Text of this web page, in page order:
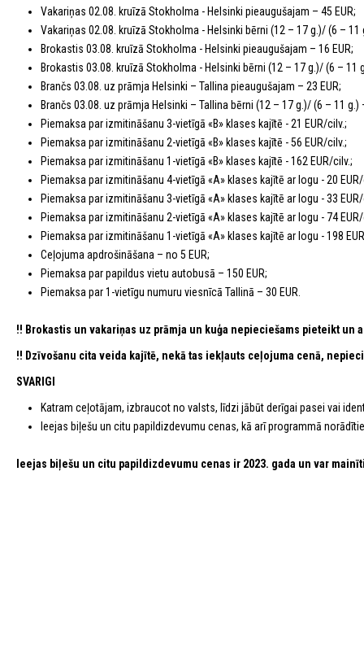
Vakariņas 02.08. kruīzā Stokholma - Helsinki pieaugušajam – 45 EUR;
Vakariņas 02.08. kruīzā Stokholma - Helsinki bērni (12 – 17 g.)/ (6 – 11
Brokastis 03.08. kruīzā Stokholma - Helsinki pieaugušajam – 16 EUR;
Brokastis 03.08. kruīzā Stokholma - Helsinki bērni (12 – 17 g.)/ (6 – 11
Brančs 03.08. uz prāmja Helsinki – Tallina pieaugušajam – 23 EUR;
Brančs 03.08. uz prāmja Helsinki – Tallina bērni (12 – 17 g.)/ (6 – 11 g.)
Piemaksa par izmitināšanu 3-vietīgā «B» klases kajītē - 21 EUR/cilv.;
Piemaksa par izmitināšanu 2-vietīgā «B» klases kajītē - 56 EUR/cilv.;
Piemaksa par izmitināšanu 1-vietīgā «B» klases kajītē - 162 EUR/cilv.;
Piemaksa par izmitināšanu 4-vietīgā «A» klases kajītē ar logu - 20
Piemaksa par izmitināšanu 3-vietīgā «A» klases kajītē ar logu - 33
Piemaksa par izmitināšanu 2-vietīgā «A» klases kajītē ar logu - 74
Piemaksa par izmitināšanu 1-vietīgā «A» klases kajītē ar logu - 198
Ceļojuma apdrošināšana – no 5 EUR;
Piemaksa par papildus vietu autobusā – 150 EUR;
Piemaksa par 1-vietīgu numuru viesnīcā Tallinā – 30 EUR.
!! Brokastis un vakariņas uz prāmja un kuģa nepieciešams pieteikt un
!! Dzīvošanu cita veida kajītē, nekā tas iekļauts ceļojuma cenā,
SVARIGI
Katram ceļotājam, izbraucot no valsts, līdzi jābūt derīgai pasei vai
Ieejas biļešu un citu papildizdevumu cenas, kā arī programmā
Ieejas biļešu un citu papildizdevumu cenas ir 2023. gada un var